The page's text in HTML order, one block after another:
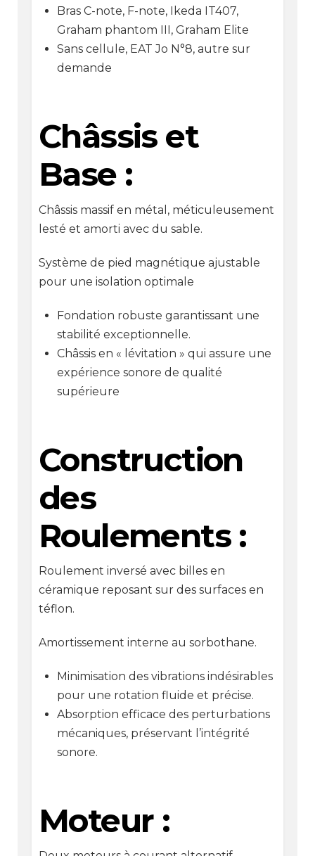
Bras C-note, F-note, Ikeda IT407,
Graham phantom III, Graham Elite
Sans cellule, EAT Jo N°8, autre sur
demande
Châssis et
Base :
Châssis massif en métal, méticuleusement
lesté et amorti avec du sable.
Système de pied magnétique ajustable
pour une isolation optimale
Fondation robuste garantissant une
stabilité exceptionnelle.
Châssis en « lévitation » qui assure une
expérience sonore de qualité
supérieure
Construction
des
Roulements :
Roulement inversé avec billes en
céramique reposant sur des surfaces en
téflon.
Amortissement interne au sorbothane.
Minimisation des vibrations indésirables
pour une rotation fluide et précise.
Absorption efficace des perturbations
mécaniques, préservant l’intégrité
sonore.
Moteur :